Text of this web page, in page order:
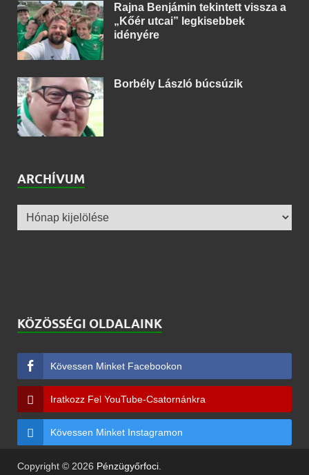
Rajna Benjámin tekintett vissza a
„Kőér utcai” legkisebbek
idényére
Borbély László búcsúzik
ARCHÍVUM
KÖZÖSSÉGI OLDALAINK
Kövessen Minket Facebookon
Iratkozz Fel YouTube-Csatornánkra
Kövessen Minket Instagramon
Copyright © 2026 Pénzügyőrfoci